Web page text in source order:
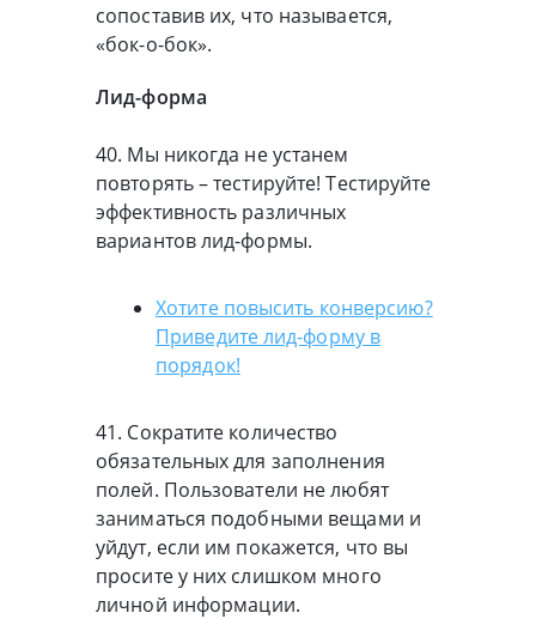
сопоставив их, что называется,
«бок-о-бок».
Лид-форма
40. Мы никогда не устанем
повторять – тестируйте! Тестируйте
эффективность различных
вариантов лид-формы.
Хотите повысить конверсию?
Приведите лид-форму в
порядок!
41. Сократите количество
обязательных для заполнения
полей. Пользователи не любят
заниматься подобными вещами и
уйдут, если им покажется, что вы
просите у них слишком много
личной информации.